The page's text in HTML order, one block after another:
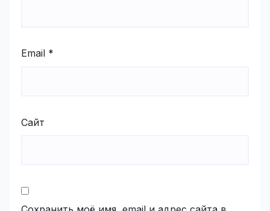
Email *
Сайт